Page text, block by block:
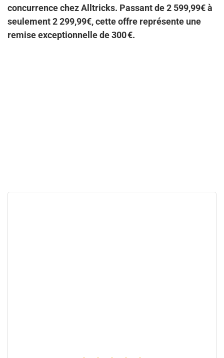
concurrence chez Alltricks. Passant de 2 599,99€ à
seulement 2 299,99€, cette offre représente une
remise exceptionnelle de 300 €.